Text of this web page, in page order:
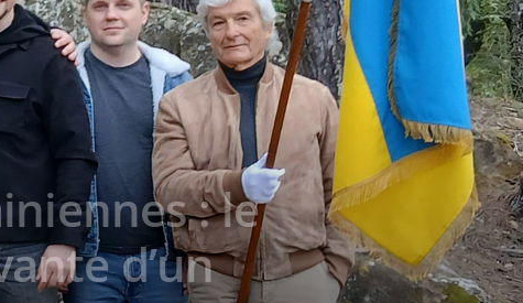
: le
d’un